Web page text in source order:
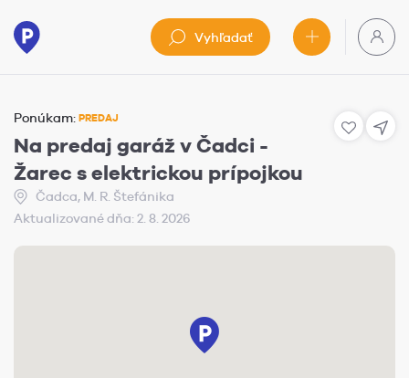
Vyhľadať
Ponúkam: PREDAJ
Na predaj garáž v Čadci -
Žarec s elektrickou prípojkou
Čadca, M. R. Štefánika
Aktualizované dňa: 2. 8. 2026